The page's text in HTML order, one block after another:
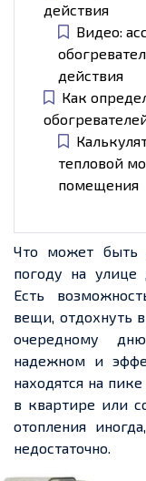
действия
Видео:
действия
Как
тепловой
помещения
Что может быть
погоду на
Есть
вещи, отдохнуть
очередному
надежном и
находятся на
в квартире или
отопления
недостаточно.